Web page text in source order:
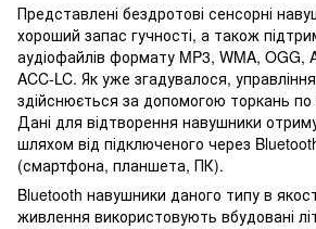
Представлені бездротові сенсорні
хороший запас гучності, а також
аудіофайлів формату MP3, WMA, OGG,
ACC-LC. Як уже згадувалося,
здійснюється за допомогою торкань
Дані для відтворення навушники
шляхом від підключеного через
(смартфона, планшета, ПК).
Bluetooth навушники даного типу в
живлення використовують вбудовані